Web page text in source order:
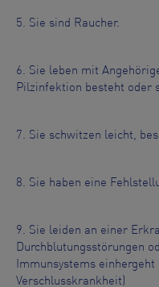
5. Sie sind Raucher.
6. Sie leben mit
Pilzinfektion besteht oder
7. Sie schwitzen leicht,
8. Sie haben eine
9. Sie leiden an einer
Durchblutungsstörungen
Immunsystems
Verschlusskrankheit)